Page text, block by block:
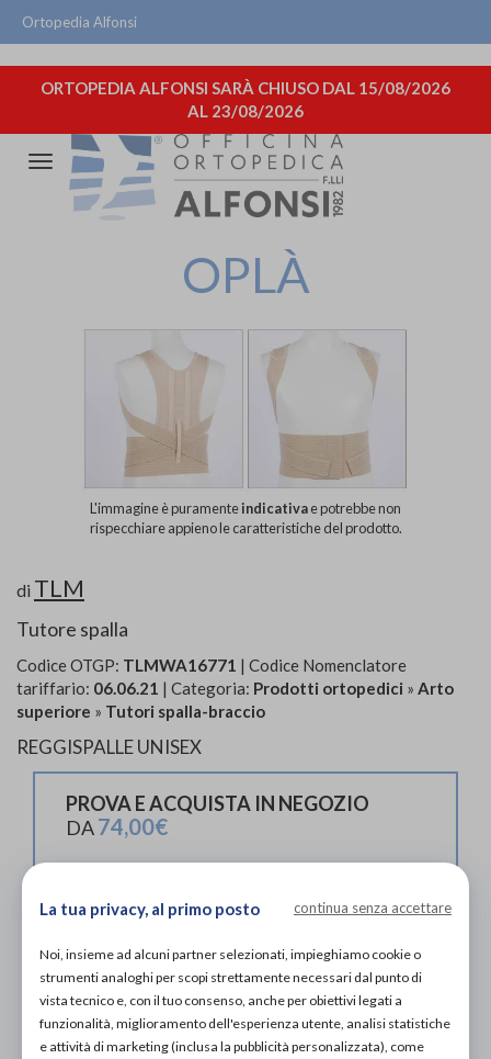
Ortopedia Alfonsi
ORTOPEDIA ALFONSI SARÀ CHIUSO DAL 15/08/2026
AL 23/08/2026
Attiva/disattiva
navigazione
OPLÀ
L'immagine è puramenteindicativae potrebbe non
rispecchiare appieno le caratteristiche del prodotto.
di TLM
Tutore spalla
Codice OTGP: TLMWA16771 | Codice Nomenclatore
tariffario: 06.06.21 | Categoria: Prodotti ortopedici » Arto
superiore » Tutori spalla-braccio
REGGISPALLE UNISEX
PROVA E ACQUISTA IN NEGOZIO
DA74,00€
PROVA E NOLEGGIA IN NEGOZIO
NON DISPONIBILE
La tua privacy, al primo posto continua senza accettare
Noi, insieme ad alcuni partner selezionati, impieghiamo cookie o
strumenti analoghi per scopi strettamente necessari dal punto di
vista tecnico e, con il tuo consenso, anche per obiettivi legati a
funzionalità, miglioramento dell'esperienza utente, analisi statistiche
e attività di marketing (inclusa la pubblicità personalizzata), come